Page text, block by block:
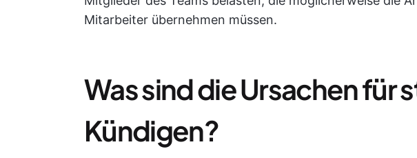
Mitarbeiter übernehmen müssen.
Was sind die Ursachen für
Kündigen?